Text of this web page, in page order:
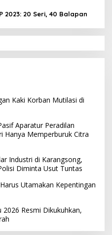
2023: 20 Seri, 40 Balapan
Kaki Korban Mutilasi di
Aparatur Peradilan
Hanya Memperburuk Citra
Industri di Karangsong,
Diminta Usut Tuntas
Utamakan Kepentingan
Resmi Dikukuhkan,